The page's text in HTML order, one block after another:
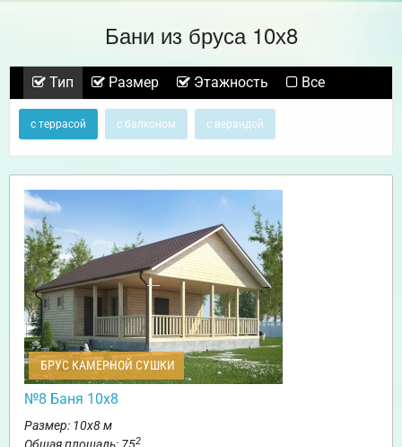
Бани из бруса 10х8
Тип Размер Этажность Все
с террасой с балконом с верандой
БРУС КАМЕРНОЙ СУШКИ
№8 Баня 10х8
Размер: 10х8 м
2